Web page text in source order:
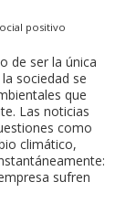
positivo
de ser la única
sociedad se
que
Las noticias
como
climático,
sufren